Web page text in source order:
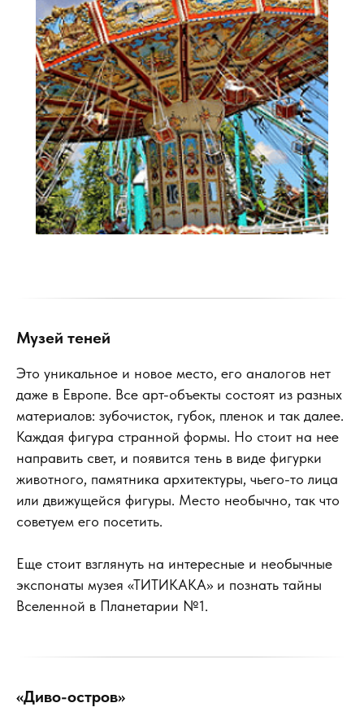
Музей теней
Это уникальное и новое место, его аналогов нет
даже в Европе. Все арт-объекты состоят из разных
материалов: зубочисток, губок, пленок и так далее.
Каждая фигура странной формы. Но стоит на нее
направить свет, и появится тень в виде фигурки
животного, памятника архитектуры, чьего-то лица
или движущейся фигуры. Место необычно, так что
советуем его посетить.
Еще стоит взглянуть на интересные и необычные
экспонаты музея «ТИТИКАКА» и познать тайны
Вселенной в Планетарии №1.
«Диво-остров»